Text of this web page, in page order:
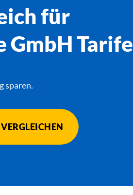
für
GmbH Tarife
sparen.